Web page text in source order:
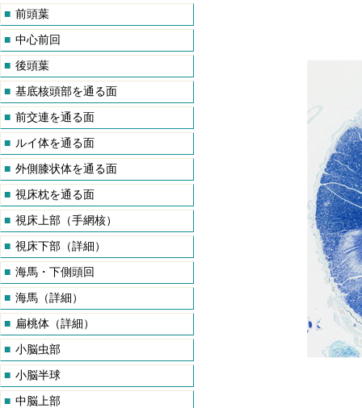
■ 前頭葉
■ 中心前回
■ 後頭葉
■ 基底核頭部を通る面
■ 前交連を通る面
■ ルイ体を通る面
■ 外側膝状体を通る面
■ 視床枕を通る面
■ 視床上部（手網核）
■ 視床下部（詳細）
■ 海馬・下側頭回
■ 海馬（詳細）
■ 扁桃体（詳細）
■ 小脳虫部
■ 小脳半球
■ 中脳上部